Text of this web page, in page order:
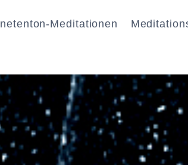
Meditationen